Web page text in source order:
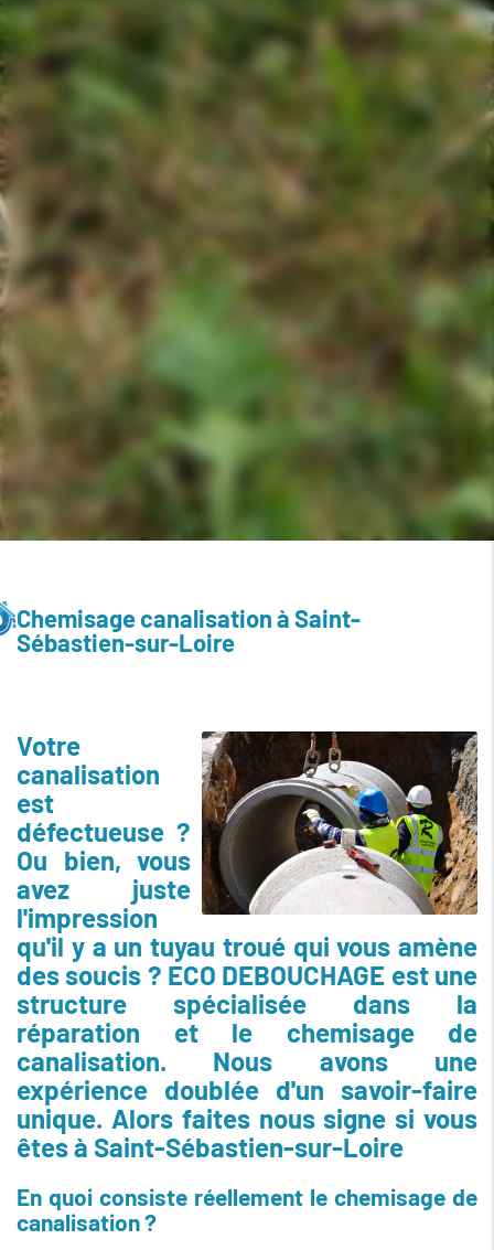
Chemisage canalisation à Saint-
Sébastien-sur-Loire
Votre
canalisation
est
défectueuse ?
Ou bien, vous
avez juste
l'impression
qu'il y a un tuyau troué qui vous amène
des soucis ? ECO DEBOUCHAGE est une
structure spécialisée dans la
réparation et le chemisage de
canalisation. Nous avons une
expérience doublée d'un savoir-faire
unique. Alors faites nous signe si vous
êtes à Saint-Sébastien-sur-Loire
En quoi consiste réellement le chemisage de
canalisation ?